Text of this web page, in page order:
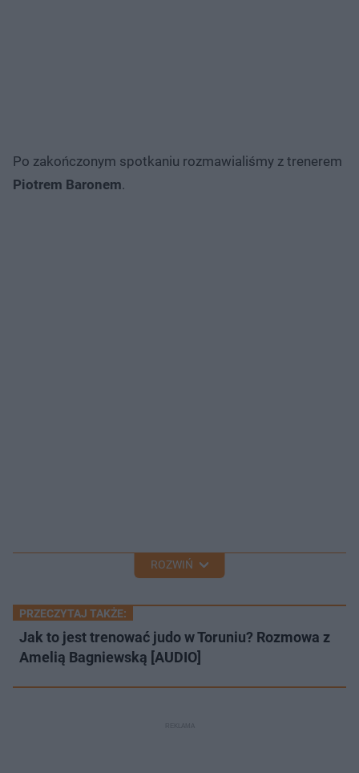
Po zakończonym spotkaniu rozmawialiśmy z trenerem
Piotrem Baronem.
ROZWIŃ
PRZECZYTAJ TAKŻE:
Jak to jest trenować judo w Toruniu? Rozmowa z
Amelią Bagniewską [AUDIO]